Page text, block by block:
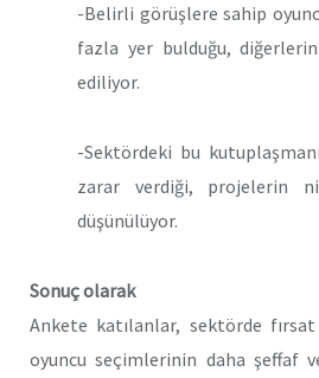
-Belirli görüşlere sahip
fazla yer bulduğu,
ediliyor.
-Sektördeki bu
zarar verdiği, projelerin
düşünülüyor.
Sonuç olarak
Ankete katılanlar, sektörde fırsat
oyuncu seçimlerinin daha şeffaf